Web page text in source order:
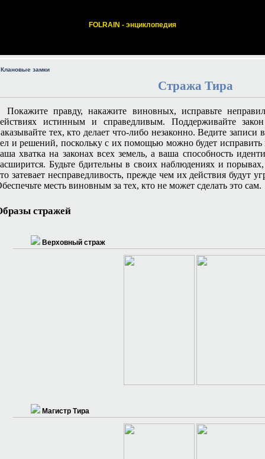
FOLRAIN - энциклопедия
замки
Стража Тира
Покажите правду, накажите виновных, исправьте
истинным и справедливым. Поддерживайте
тех, кто делает что-либо незаконно. Ведите
и решений, поскольку с их помощью можно будет
хватка на законах всех земель, а ваша способность
Будьте бдительны в своих наблюдениях и
затевает несправедливость, прежде чем их действия будут
месть виновным за тех, кто не может сделать это сам.
стражей
Верховный страж
Магистр Тира